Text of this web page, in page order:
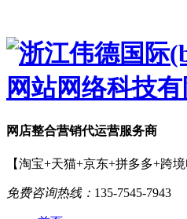
网店整合营销代运营服务商
【淘宝+天猫+京东+拼多多+跨境
免费咨询热线： 135-7545-7943